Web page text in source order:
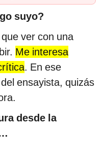
suyo?
ver con una
Me interesa
. En ese
ensayista, quizás
desde la